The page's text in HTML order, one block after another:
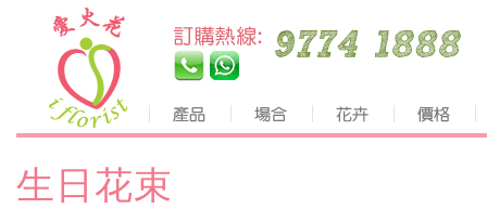
生日花束